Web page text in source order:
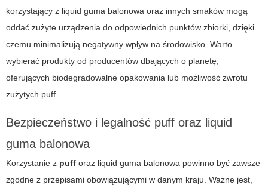
korzystający z liquid guma balonowa oraz innych smaków mogą
oddać zużyte urządzenia do odpowiednich punktów zbiorki, dzięki
czemu minimalizują negatywny wpływ na środowisko. Warto
wybierać produkty od producentów dbających o planetę,
oferujących biodegradowalne opakowania lub możliwość zwrotu
zużytych puff.
Bezpieczeństwo i legalność puff oraz liquid
guma balonowa
Korzystanie z puff oraz liquid guma balonowa powinno być zawsze
zgodne z przepisami obowiązującymi w danym kraju. Ważne jest,